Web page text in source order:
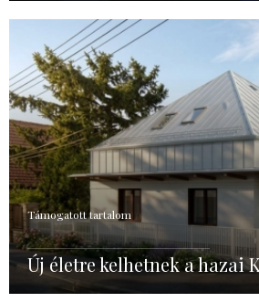
Támogatott tartalom
Új életre kelhetnek a hazai